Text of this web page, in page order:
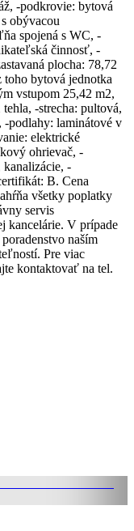
-podkrovie: bytová
obývacou
spojená s WC,­ -
činnosť, -
plocha: 78,72
bytová jednotka
vstupom 25,42 m2,
-strecha: pultová,
-podlahy: laminátové v
elektrické
ohrievač, -
-
B. Cena
všetky poplatky
servis
kancelárie. V prípade
naším
Pre viac
kontaktovať na tel.